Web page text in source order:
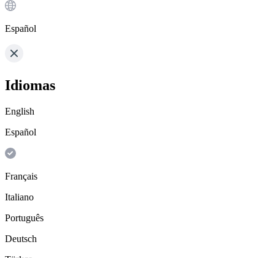
Español
Idiomas
English
Español
Français
Italiano
Português
Deutsch